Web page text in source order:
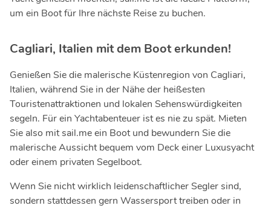
um ein Boot für Ihre nächste Reise zu buchen.
Cagliari, Italien mit dem Boot erkunden!
Genießen Sie die malerische Küstenregion von Cagliari,
Italien, während Sie in der Nähe der heißesten
Touristenattraktionen und lokalen Sehenswürdigkeiten
segeln. Für ein Yachtabenteuer ist es nie zu spät. Mieten
Sie also mit sail.me ein Boot und bewundern Sie die
malerische Aussicht bequem vom Deck einer Luxusyacht
oder einem privaten Segelboot.
Wenn Sie nicht wirklich leidenschaftlicher Segler sind,
sondern stattdessen gern Wassersport treiben oder in